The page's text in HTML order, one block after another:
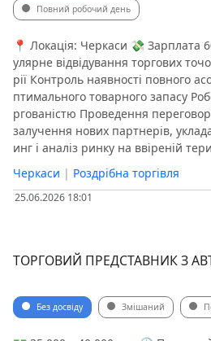
Повний робочий день
📍 Локація: Черкаси 💸 Зарплата
улярне відвідування торгових
рії Контроль наявності повного
птимального товарного запасу
ргованістю Проведення
залучення нових партнерів,
инг і аналіз ринку на ввіреній
Черкаси | Роздрібна торгівля
25.06.2026 18:01
ТОРГОВИЙ ПРЕДСТАВНИК З
Без досвіду Змішаний